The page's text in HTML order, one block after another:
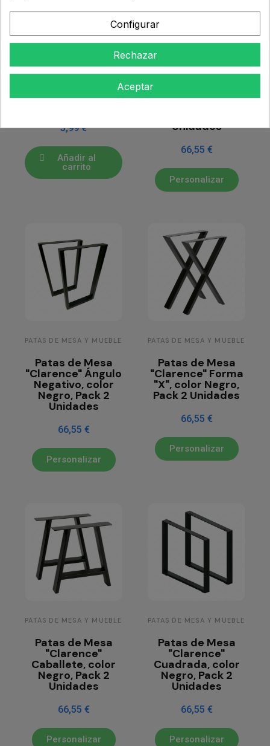
PATAS DE MESA Y MUEBLE
Glamour H102/132
3,99 €
Añadir al
carrito
PATAS DE MESA Y MUEBLE
"Clarence" Ángulo
Unidades
66,55 €
Personalizar
PATAS DE MESA Y MUEBLE
Patas de Mesa
"Clarence" Ángulo
Negativo, color
Negro, Pack 2
Unidades
66,55 €
Personalizar
PATAS DE MESA Y MUEBLE
Patas de Mesa
"Clarence" Forma
"X", color Negro,
Pack 2 Unidades
66,55 €
Personalizar
PATAS DE MESA Y MUEBLE
Patas de Mesa
"Clarence"
Caballete, color
Negro, Pack 2
Unidades
66,55 €
Personalizar
PATAS DE MESA Y MUEBLE
Patas de Mesa
"Clarence"
Cuadrada, color
Negro, Pack 2
Unidades
66,55 €
Personalizar
Configurar
Rechazar
Aceptar